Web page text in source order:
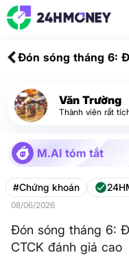
Đón sóng tháng 6:
Văn Trường
Thành viên rất
M.AI tóm tắt
#Chứng khoán
08/06/2026
Đón sóng tháng 6:
CTCK đánh giá cao